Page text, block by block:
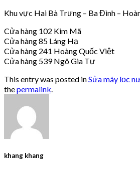
Khu vực Hai Bà Trưng – Ba Đình –
Cửa hàng 102 Kim Mã
Cửa hàng 85 Láng Hạ
Cửa hàng 241 Hoàng Quốc Việt
Cửa hàng 539 Ngô Gia Tự
This entry was posted inSửa máy lọc
thepermalink
khang khang